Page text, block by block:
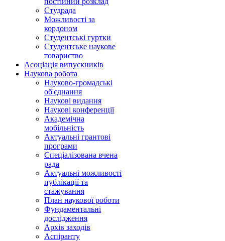
Студрада
Можливості за
кордоном
Студентські гуртки
Студентське наукове
товариство
Асоціація випускників
Наукова робота
Науково-громадські
об'єднання
Наукові видання
Наукові конференції
Академічна
мобільність
Актуальні грантові
програми
Спеціалізована вчена
рада
Актуальні можливості
публікації та
стажування
План наукової роботи
Фундаментальні
дослідження
Архів заходів
Аспіранту